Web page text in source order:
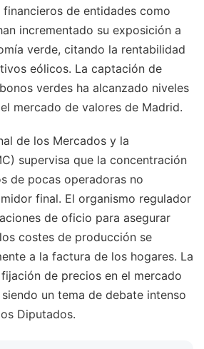
de entidades como
incrementado su exposición a
verde, citando la rentabilidad
eólicos. La captación de
verdes ha alcanzado niveles
mercado de valores de Madrid.
de los Mercados y la
supervisa que la concentración
de pocas operadoras no
final. El organismo regulador
de oficio para asegurar
costes de producción se
a la factura de los hogares. La
de precios en el mercado
un tema de debate intenso
Diputados.